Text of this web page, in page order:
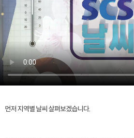
먼저 지역별 날씨 살펴보겠습니다.